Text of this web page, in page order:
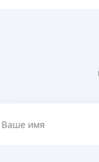
Ваше имя